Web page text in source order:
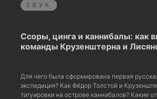
ЗВУК
Ссоры, цинга и каннибалы: как
команды Крузенштерна и
Для чего была сформирована первая
экспедиция? Как Фёдор Толстой и
татуировки на острове каннибалов? Какие